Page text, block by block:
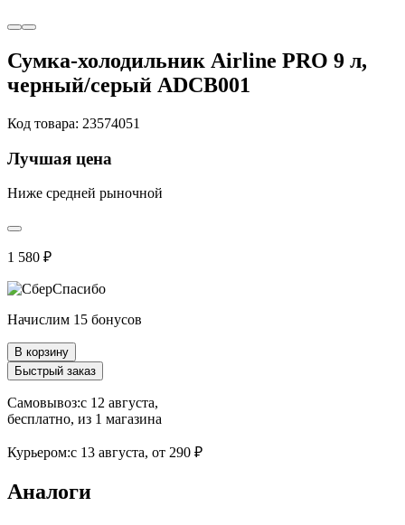
Сумка-холодильник Airline PRO 9 л,
черный/серый ADCB001
Код товара: 23574051
Лучшая цена
Ниже средней рыночной
1 580 ₽
Начислим 15 бонусов
В корзину
Быстрый заказ
Самовывоз:c 12 августа,
бесплатно, из 1 магазина
Курьером:c 13 августа, от 290 ₽
Аналоги